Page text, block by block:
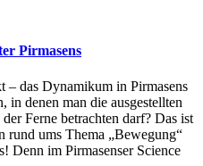
Pirmasens
das Dynamikum in Pirmasens
in denen man die ausgestellten
Ferne betrachten darf? Das ist
rund ums Thema „Bewegung“
Denn im Pirmasenser Science